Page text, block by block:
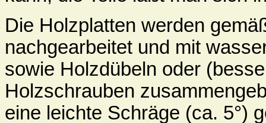
Die Holzplatten werden
nachgearbeitet und mit
sowie Holzdübeln oder
Holzschrauben
eine leichte Schräge (ca. 5°)